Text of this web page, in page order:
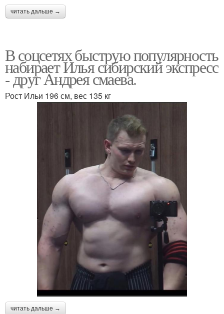
читать дальше →
В соцсетях быструю популярность
набирает Илья сибирский экспресс
- друг Андрея смаева.
Рост Ильи 196 см, вес 135 кг
читать дальше →